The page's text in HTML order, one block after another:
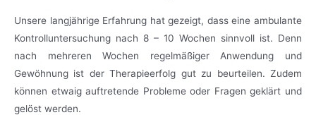
Unsere langjährige Erfahrung hat gezeigt, dass eine ambulante
Kontrolluntersuchung nach 8 – 10 Wochen sinnvoll ist. Denn
nach mehreren Wochen regelmäßiger Anwendung und
Gewöhnung ist der Therapieerfolg gut zu beurteilen. Zudem
können etwaig auftretende Probleme oder Fragen geklärt und
gelöst werden.